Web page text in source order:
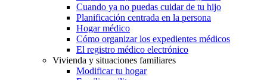
Cuando ya no puedas cuidar de tu hijo
Planificación centrada en la persona
Hogar médico
Cómo organizar los expedientes médicos
El registro médico electrónico
Vivienda y situaciones familiares
Modificar tu hogar